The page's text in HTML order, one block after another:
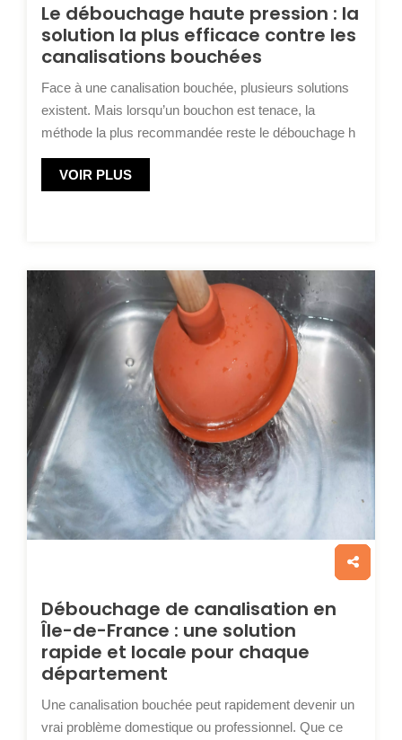
Le débouchage haute pression : la
solution la plus efficace contre les
canalisations bouchées
Face à une canalisation bouchée, plusieurs solutions
existent. Mais lorsqu’un bouchon est tenace, la
méthode la plus recommandée reste le débouchage h
VOIR PLUS
Débouchage de canalisation en
Île-de-France : une solution
rapide et locale pour chaque
département
Une canalisation bouchée peut rapidement devenir un
vrai problème domestique ou professionnel. Que ce